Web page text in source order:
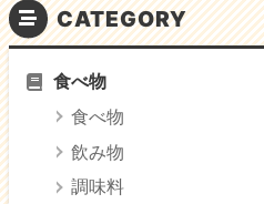
CATEGORY
食べ物
食べ物
飲み物
調味料